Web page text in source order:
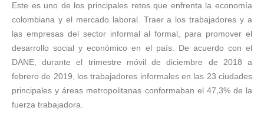
Este es uno de los principales retos que enfrenta la economía
colombiana y el mercado laboral. Traer a los trabajadores y a
las empresas del sector informal al formal, para promover el
desarrollo social y económico en el país. De acuerdo con el
DANE, durante el trimestre móvil de diciembre de 2018 a
febrero de 2019, los trabajadores informales en las 23 ciudades
principales y áreas metropolitanas conformaban el 47,3% de la
fuerza trabajadora.